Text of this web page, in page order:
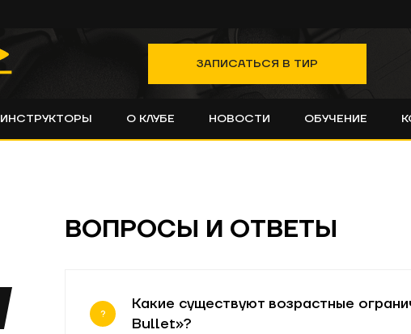
ЗАПИСАТЬСЯ В ТИР
ИНСТРУКТОРЫ О КЛУБЕ НОВОСТИ ОБУЧЕНИЕ
ВОПРОСЫ И ОТВЕТЫ
?
Какие существуют возрастные
Bullet»?